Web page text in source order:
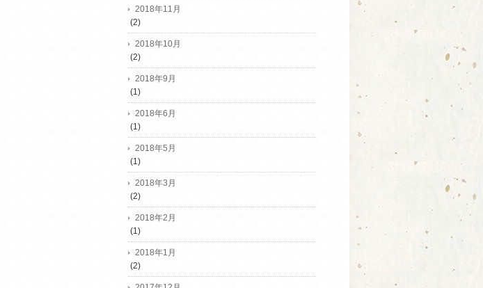
2018年11月
(2)
2018年10月
(2)
2018年9月
(1)
2018年6月
(1)
2018年5月
(1)
2018年3月
(2)
2018年2月
(1)
2018年1月
(2)